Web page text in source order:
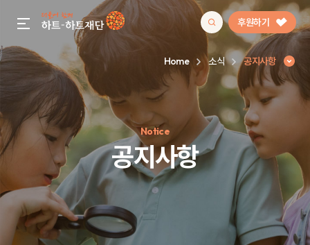
gnb menu open 후원하기
인기 키워드
#정기후원#하트플레이스#캠페인#팬덤후원
Home 소식 공지사항
Notice
공지사항